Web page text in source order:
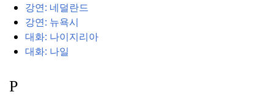
강연: 네덜란드
강연: 뉴욕시
대화: 나이지리아
대화: 나일
P